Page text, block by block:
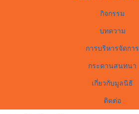
กิจกรรม
บทความ
การบริหารจัดการ
กระดานสนทนา
เกี่ยวกับมูลนิธิ
ติดต่อ